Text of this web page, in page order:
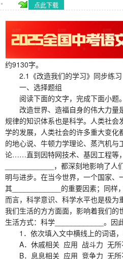
点此下载
约9130字。
2.1《改造我们的学习》同步练习
一、选择题组
阅读下面的文字，完成下面小题。
改造世界、造福自身的伟大力量
规律的知识体系也是科学。人类社会
学的发展，人类社会的许多重大变
的地心说、牛顿力学理论、蒸汽机与
论……直到因特网技术、基因工程等
____________，都深刻地影响了
明与进步。在当今世界，一个国家
其____________的重要因素；同样
而言，科学意识、科学水平也是极为
我们生活的方方面面，影响着我们的
生活方式：科学____________。因
1．依次填入文中横线上的词语
A．休戚相关 应用 战斗力 无所
B．息息相关 应用 竞争力 无所